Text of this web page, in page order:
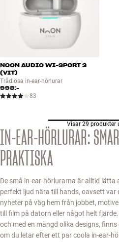
NOON AUDIO WI-SPORT 3
(VIT)
Trådlösa in-ear-hörlurar
998:-
83
Visar 29 produkter
IN-EAR-HÖRLURAR:
PRAKTISKA
De små in-ear-hörlurarna är alltid lätta
perfekt ljud nära till hands, oavsett var
nyheter på väg hem från jobbet,
till film på datorn eller något helt
och med en mängd olika designs,
om du letar efter ett par coola in-ear-